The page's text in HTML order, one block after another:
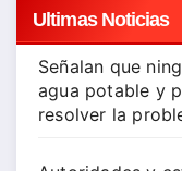
Ultimas Noticias
Señalan que
agua potable y
resolver la